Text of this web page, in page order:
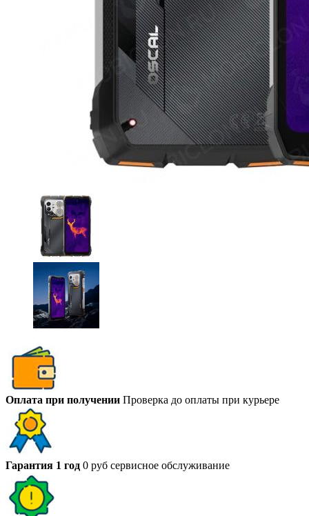
Оплата при получении Проверка до оплаты при курьере
Гарантия 1 год 0 руб сервисное обслуживание